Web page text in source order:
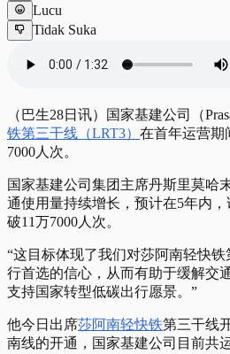
Lucu
Tidak Suka
（巴生28日讯）国家基建公司（
铁第三干线（LRT3） 在首年运营期
7000人次。
国家基建公司集团主席丹斯里莫哈
通使用量持续增长，预计在5年内
破11万7000人次。
“这目标体现了我们对莎阿南轻快
行首选的信心，从而有助于缓解交
支持国家转型低碳出行愿景。”
他今日出席莎阿南轻快铁第三干线
南线的开通，国家基建公司目前共